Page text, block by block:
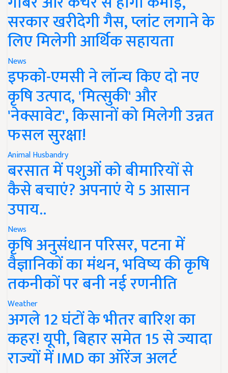
सरकार खरीदेगी गैस, प्लांट लगाने के
लिए मिलेगी आर्थिक सहायता
News
इफको-एमसी ने लॉन्च किए दो नए
कृषि उत्पाद, 'मित्सुकी' और
'नेक्सावेट', किसानों को मिलेगी उन्नत
फसल सुरक्षा!
Animal Husbandry
बरसात में पशुओं को बीमारियों से
कैसे बचाएं? अपनाएं ये 5 आसान
उपाय..
News
कृषि अनुसंधान परिसर, पटना में
वैज्ञानिकों का मंथन, भविष्य की कृषि
तकनीकों पर बनी नई रणनीति
Weather
अगले 12 घंटों के भीतर बारिश का
कहर! यूपी, बिहार समेत 15 से ज्यादा
राज्यों में IMD का ऑरेंज अलर्ट